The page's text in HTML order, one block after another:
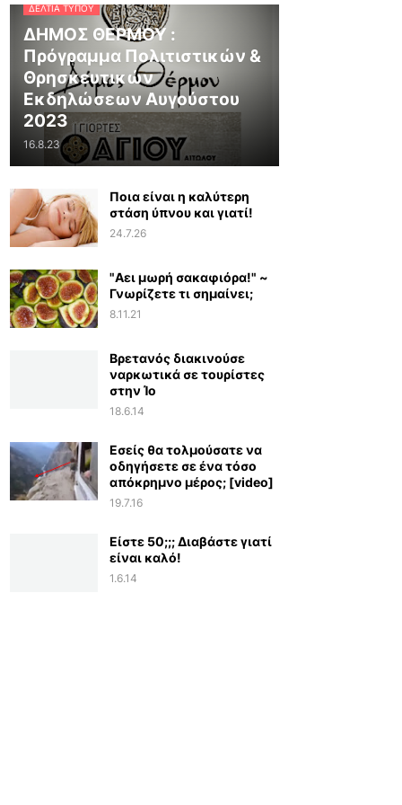
ΔΕΛΤΊΑ ΤΎΠΟΥ
ΔΗΜΟΣ ΘΕΡΜΟΥ :
Πρόγραμμα Πολιτιστικών &
Θρησκευτικών
Εκδηλώσεων Αυγούστου
2023
16.8.23
Ποια είναι η καλύτερη
στάση ύπνου και γιατί!
24.7.26
"Αει μωρή σακαφιόρα!" ~
Γνωρίζετε τι σημαίνει;
8.11.21
Βρετανός διακινούσε
ναρκωτικά σε τουρίστες
στην Ίο
18.6.14
Εσείς θα τολμούσατε να
οδηγήσετε σε ένα τόσο
απόκρημνο μέρος; [video]
19.7.16
Είστε 50;;; Διαβάστε γιατί
είναι καλό!
1.6.14